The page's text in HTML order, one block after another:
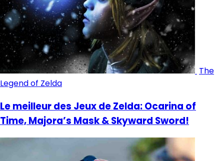
The
Legend of Zelda
Le meilleur des Jeux de Zelda: Ocarina of
Time, Majora’s Mask & Skyward Sword!